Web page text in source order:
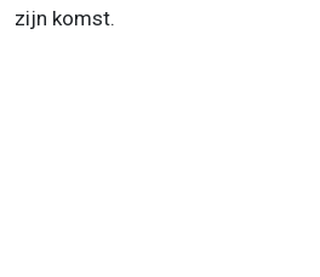
zijn komst.